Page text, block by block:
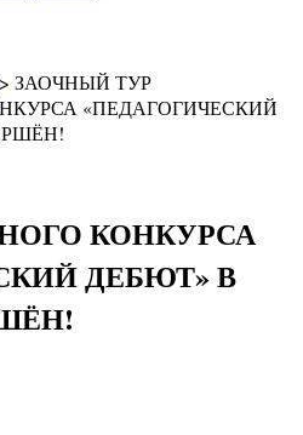
> ЗАОЧНЫЙ ТУР
«ПЕДАГОГИЧЕСКИЙ
КОНКУРСА
ДЕБЮТ» В